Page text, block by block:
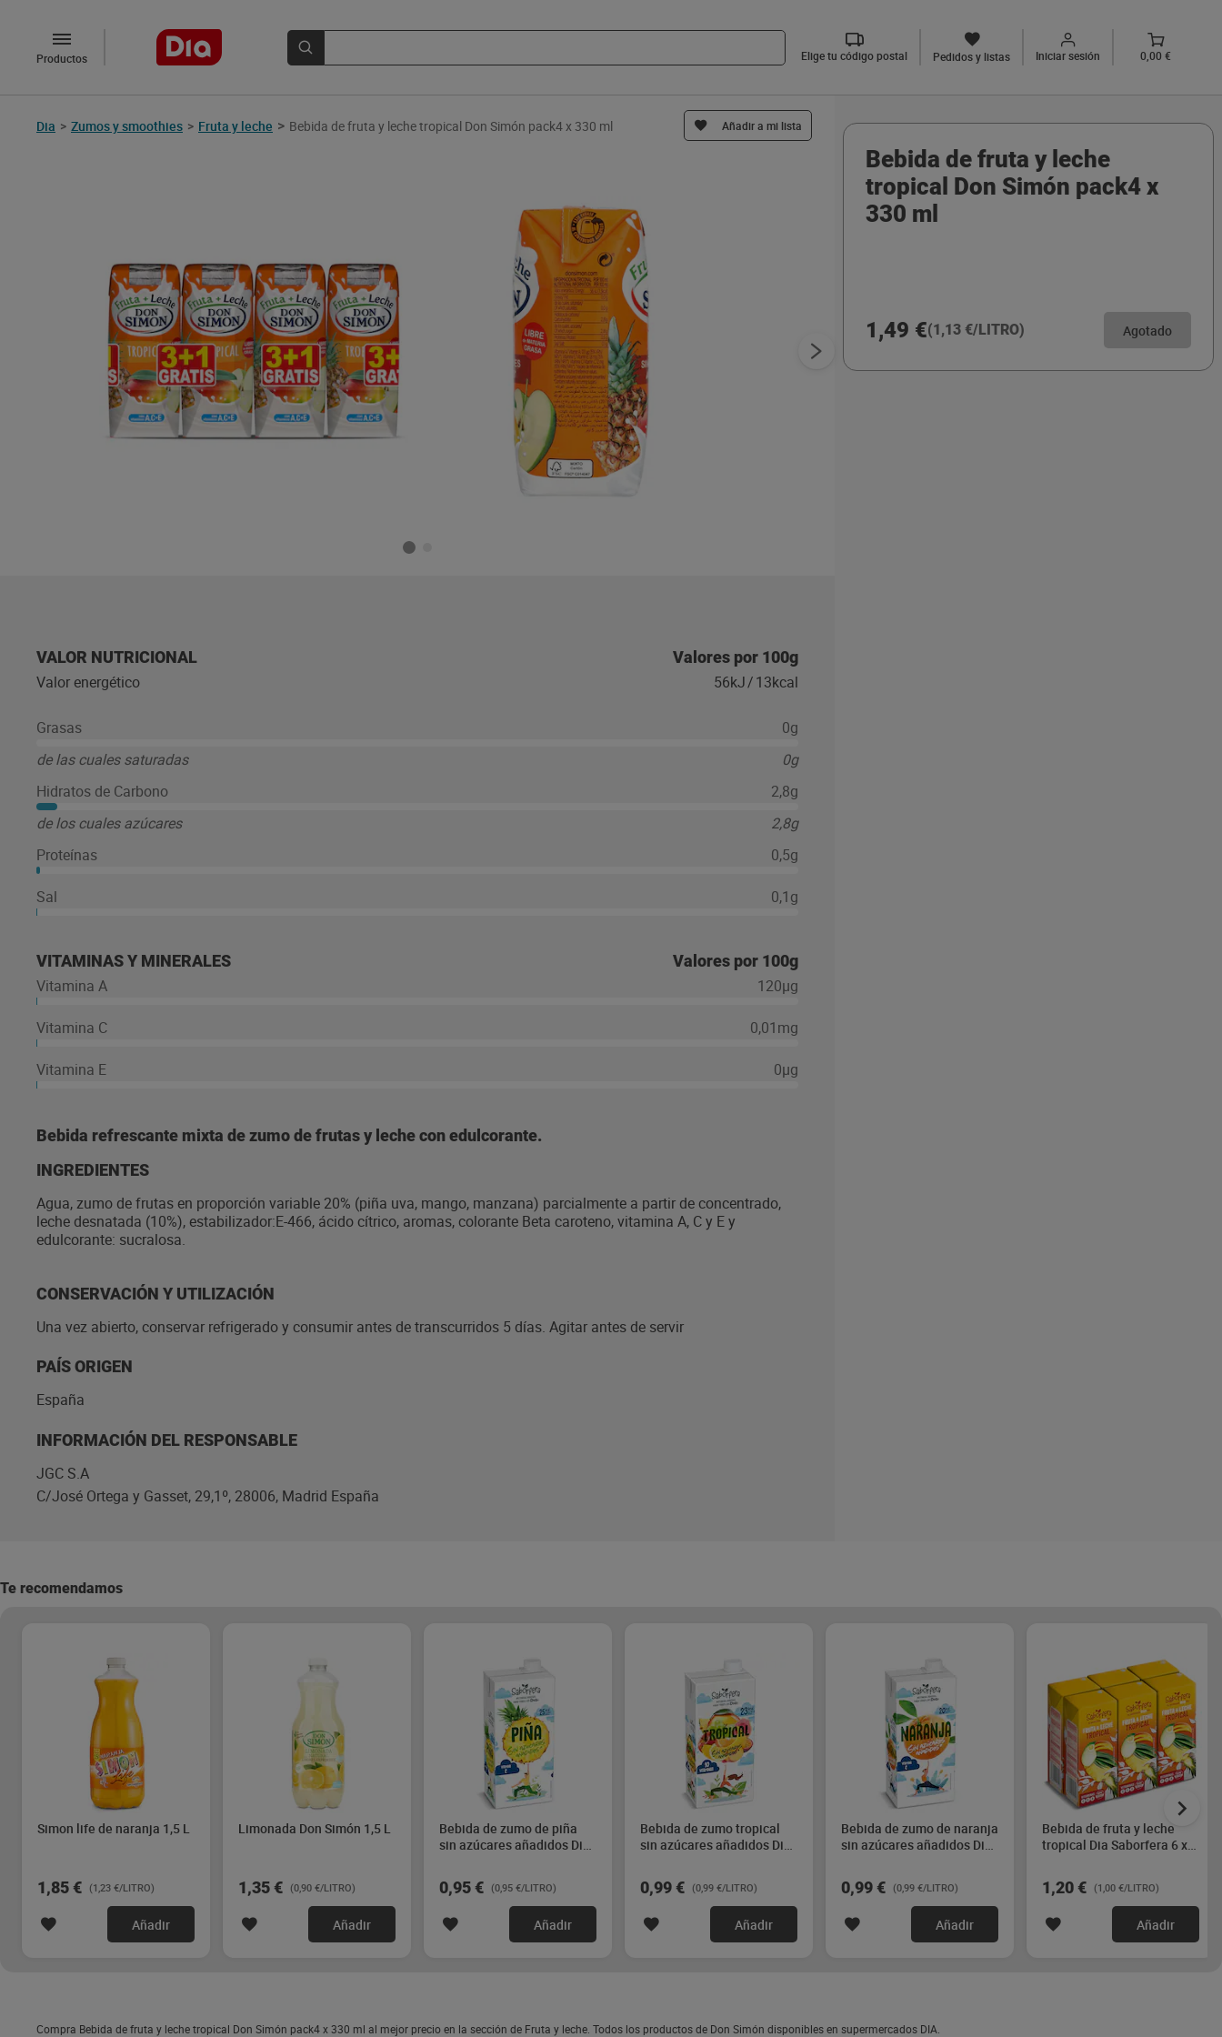
Productos Elige tu código postal Pedidos y listas Iniciar sesión 0,00 €
Dia > Zumos y smoothies > Fruta y leche > Bebida de fruta y leche tropical Don Simón pack4 x 330 ml Añadir a mi lista
VALOR NUTRICIONAL Valores por 100g
Valor energético 56kJ/13kcal
Grasas
0g
de las cuales saturadas
0g
Hidratos de Carbono
2,8g
de los cuales azúcares
2,8g
Proteínas
0,5g
Sal 0,1g
VITAMINAS Y MINERALES Valores por 100g
Vitamina A 120µg
Vitamina C 0,01mg
Vitamina E 0µg
Bebida refrescante mixta de zumo de frutas y leche con edulcorante.
INGREDIENTES
Agua, zumo de frutas en proporción variable 20% (piña uva, mango, manzana) parcialmente a partir de concentrado,
leche desnatada (10%), estabilizador:E-466, ácido cítrico, aromas, colorante Beta caroteno, vitamina A, C y E y
edulcorante: sucralosa.
CONSERVACIÓN Y UTILIZACIÓN
Una vez abierto, conservar refrigerado y consumir antes de transcurridos 5 días. Agitar antes de servir
PAÍS ORIGEN
España
INFORMACIÓN DEL RESPONSABLE
JGC S.A
C/José Ortega y Gasset, 29,1º, 28006, Madrid España
Bebida de fruta y leche
tropical Don Simón pack4 x
330 ml
1,49 €(1,13 €/LITRO) Agotado
Te recomendamos
Simon life de naranja 1,5 L
1,85 € (1,23 €/LITRO)
Añadir
Limonada Don Simón 1,5 L
1,35 € (0,90 €/LITRO)
Añadir
Bebida de zumo de piña
sin azúcares añadidos Dia
0,95 € (0,95 €/LITRO)
Añadir
Bebida de zumo tropical
sin azúcares añadidos Dia
0,99 € (0,99 €/LITRO)
Añadir
Bebida de zumo de naranja
sin azúcares añadidos Dia
0,99 € (0,99 €/LITRO)
Añadir
Bebida de fruta y leche
tropical Dia Saborfera 6 x
1,20 € (1,00 €/LITRO)
Añadir
Compra Bebida de fruta y leche tropical Don Simón pack4 x 330 ml al mejor precio en la sección de Fruta y leche. Todos los productos de Don Simón disponibles en supermercados DIA.